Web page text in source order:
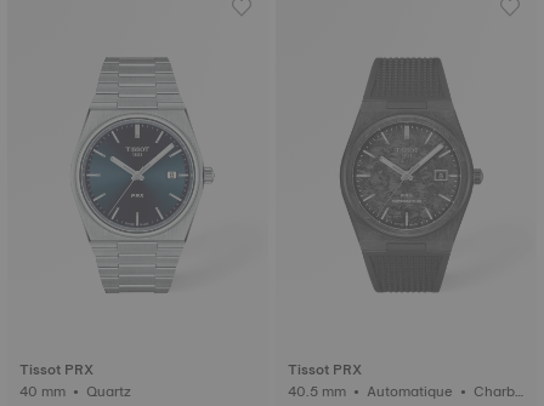
Tissot PRX
40 mm • Quartz
Tissot PRX
40.5 mm • Automatique • Charbo